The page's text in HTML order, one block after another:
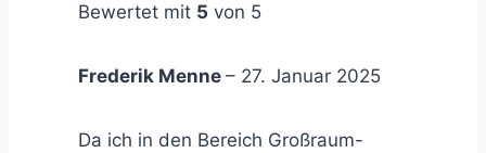
Bewertet mit 5 von 5
Frederik Menne – 27. Januar 2025
Da ich in den Bereich Großraum-